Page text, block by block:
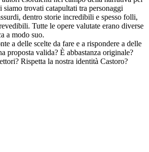
siamo trovati catapultati tra personaggi
dentro storie incredibili e spesso folli,
Tutte le opere valutate erano diverse
a modo suo.
a delle scelte da fare e a rispondere a delle
proposta valida? È abbastanza originale?
Rispetta la nostra identità Castoro?